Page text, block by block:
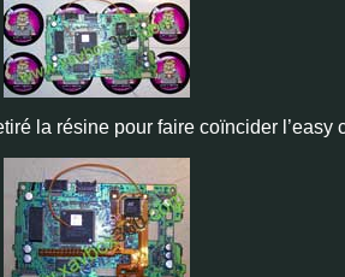
la résine pour faire coïncider l’easy